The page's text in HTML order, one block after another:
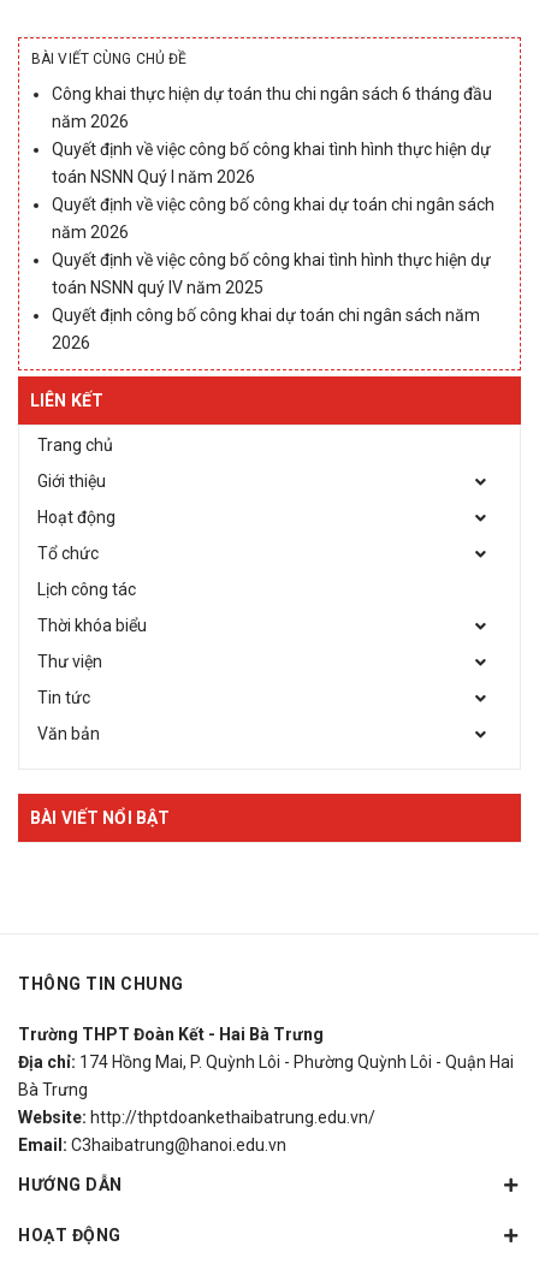
BÀI VIẾT CÙNG CHỦ ĐỀ
Công khai thực hiện dự toán thu chi ngân sách 6 tháng đầu
năm 2026
Quyết định về việc công bố công khai tình hình thực hiện dự
toán NSNN Quý I năm 2026
Quyết định về việc công bố công khai dự toán chi ngân sách
năm 2026
Quyết định về việc công bố công khai tình hình thực hiện dự
toán NSNN quý IV năm 2025
Quyết định công bố công khai dự toán chi ngân sách năm
2026
LIÊN KẾT
Trang chủ
Giới thiệu
Hoạt động
Tổ chức
Lịch công tác
Thời khóa biểu
Thư viện
Tin tức
Văn bản
BÀI VIẾT NỔI BẬT
THÔNG TIN CHUNG
Trường THPT Đoàn Kết - Hai Bà Trưng
Địa chỉ: 174 Hồng Mai, P. Quỳnh Lôi - Phường Quỳnh Lôi - Quận Hai
Bà Trưng
Website: http://thptdoankethaibatrung.edu.vn/
Email: C3haibatrung@hanoi.edu.vn
HƯỚNG DẪN
HOẠT ĐỘNG